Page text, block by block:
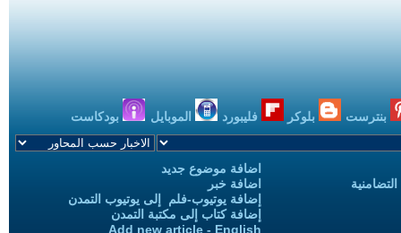
بنترست بلوكر فليبورد الموبايل بودكاست
اضافة موضوع جديد
اضافة خبر
إضافة يوتيوب-فلم إلى يوتيوب التمدن
إضافة كتاب إلى مكتبة التمدن
Add new article - English